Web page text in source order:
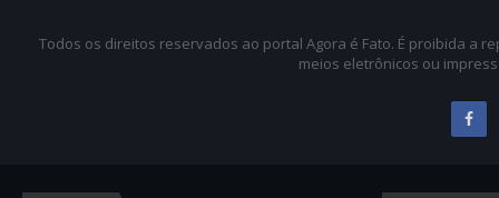
Todos os direitos reservados ao portal Agora é Fato. É proibida a
meios eletrônicos ou